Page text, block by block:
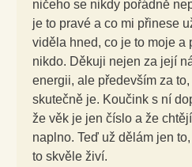
ničeho se nikdy pořádně
je to pravé a co mi přinese
viděla hned, co je to moje a
nikdo. Děkuji nejen za její
energii, ale především za
skutečně je. Koučink s ní
že věk je jen číslo a že
naplno. Teď už dělám jen
to skvěle živí.